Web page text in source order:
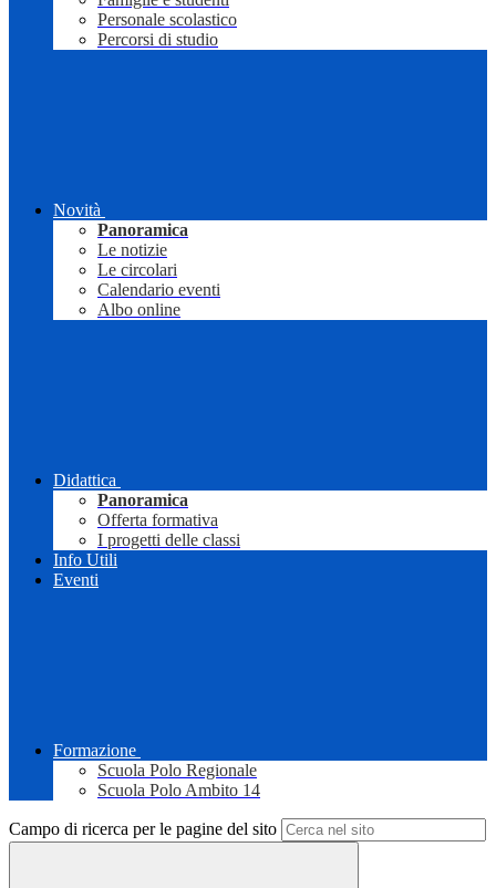
Personale scolastico
Percorsi di studio
Novità
Panoramica
Le notizie
Le circolari
Calendario eventi
Albo online
Didattica
Panoramica
Offerta formativa
I progetti delle classi
Info Utili
Eventi
Formazione
Scuola Polo Regionale
Scuola Polo Ambito 14
Campo di ricerca per le pagine del sito